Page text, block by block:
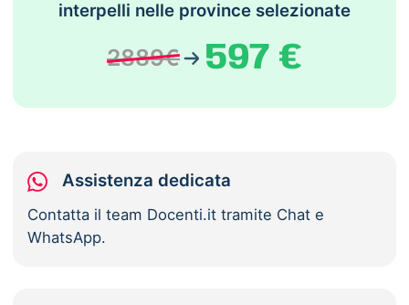
interpelli nelle province selezionate
2889€ 597 €
Assistenza dedicata
Contatta il team Docenti.it tramite Chat e
WhatsApp.